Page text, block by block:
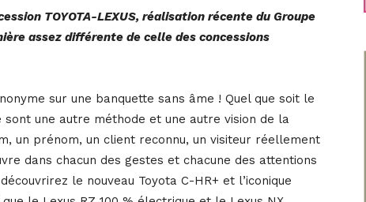
TOYOTA-LEXUS, réalisation récente du Groupe
assez différente de celle des concessions
sur une banquette sans âme ! Quel que soit le
une autre méthode et une autre vision de la
un prénom, un client reconnu, un visiteur réellement
dans chacun des gestes et chacune des attentions
le nouveau Toyota C-HR+ et l’iconique